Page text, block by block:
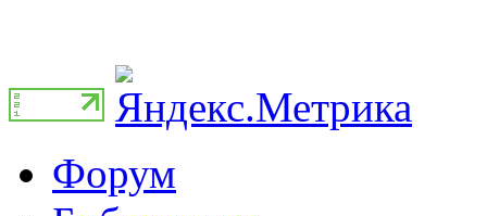
Форум